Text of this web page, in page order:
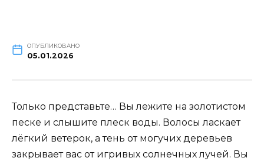
ОПУБЛИКОВАНО
05.01.2026
Только представьте… Вы лежите на золотистом
песке и слышите плеск воды. Волосы ласкает
лёгкий ветерок, а тень от могучих деревьев
закрывает вас от игривых солнечных лучей. Вы